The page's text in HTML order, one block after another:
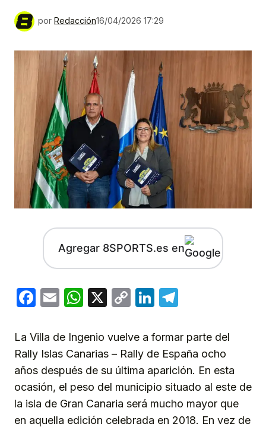
por Redacción16/04/2026 17:29
Agregar 8SPORTS.es en
Facebook
EmailWhatsApp
X
CopyLinkedIn
La Villa de Ingenio vuelve a formar parte del
Rally Islas Canarias – Rally de España ocho
años después de su última aparición. En esta
ocasión, el peso del municipio situado al este de
la isla de Gran Canaria será mucho mayor que
en aquella edición celebrada en 2018. En vez de